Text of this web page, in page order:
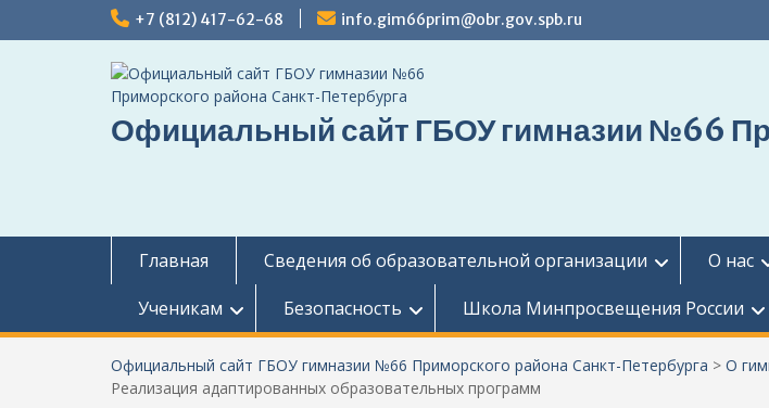
+7 (812) 417-62-68 info.gim66prim@obr.gov.spb.ru
Официальный сайт ГБОУ гимназии №66
Главная Сведения об образовательной организации О нас
Ученикам
Безопасность Школа Минпросвещения России
Официальный сайт ГБОУ гимназии №66 Приморского района Санкт-Петербурга > О
Реализация адаптированных образовательных программ